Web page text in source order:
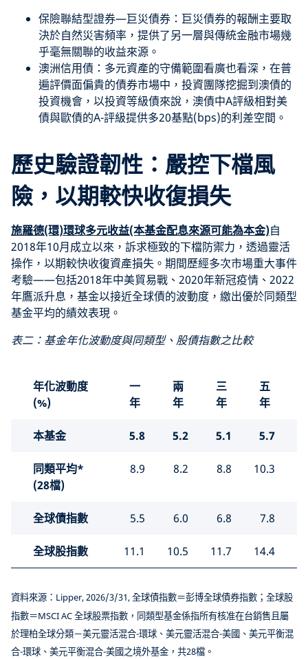
保險聯結型證券—巨災債券：巨災債券的報酬主要取
決於自然災害頻率，提供了另一層與傳統金融市場幾
乎毫無關聯的收益來源。
澳洲信用債：多元資產的守備範圍看廣也看深，在普
遍評價面偏貴的債券市場中，投資團隊挖掘到澳債的
投資機會，以投資等級債來說，澳債中A評級相對美
債與歐債的A-評級提供多20基點(bps)的利差空間。
歷史驗證韌性：嚴控下檔風
險，以期較快收復損失
施羅德(環)環球多元收益(本基金配息來源可能為本金)自
2018年10月成立以來，訴求極致的下檔防禦力，透過靈活
操作，以期較快收復資產損失。期間歷經多次市場重大事件
考驗——包括2018年中美貿易戰、2020年新冠疫情、2022
年鷹派升息，基金以接近全球債的波動度，繳出優於同類型
基金平均的績效表現。
表二：基金年化波動度與同類型、股債指數之比較
年化波動度
(%)
一
年
兩
年
三
年
五
年
本基金 5.8 5.2 5.1 5.7
同類平均*
(28檔)
8.9 8.2 8.8 10.3
全球債指數 5.5 6.0 6.8 7.8
全球股指數 11.1 10.5 11.7 14.4
資料來源：Lipper, 2026/3/31, 全球債指數＝彭博全球債券指數；全球股
指數＝MSCI AC 全球股票指數，同類型基金係指所有核准在台銷售且屬
於理柏全球分類－美元靈活混合-環球、美元靈活混合-美國、美元平衡混
合-環球、美元平衡混合-美國之境外基金，共28檔。